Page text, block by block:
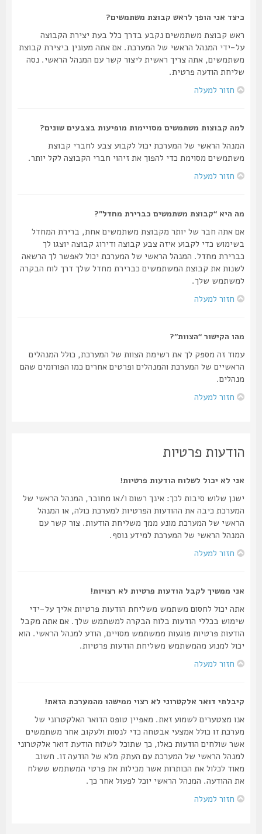
כיצד אני הופך לראש קבוצת משתמשים?
ראש קבוצת משתמשים נקבע בדרך כלל בעת יצירת הקבוצה
על-ידי המנהל הראשי של המערכת. אם אתה מעונין ביצירת קבוצת
משתמשים, אתה צריך ראשית ליצור קשר עם המנהל הראשי. נסה
שליחת הודעה פרטית.
חזור למעלה
למה קבוצות משתמשים מסויימות מופיעות בצבעים שונים?
המנהל הראשי של המערכת יכול לקבוע צבע לחברי קבוצת
משתמשים מסוימת כדי להפוך את זיהוי חברי הקבוצה לקל יותר.
חזור למעלה
מה היא “קבוצת משתמשים כברירת מחדל”?
אם אתה חבר של יותר מקבוצת משתמשים אחת, ברירת המחדל
בשימוש כדי לקבוע איזה צבע קבוצה ודירוג קבוצה יוצגו לך
כברירת מחדל. המנהל הראשי של המערכת יכול לאפשר לך הרשאה
לשנות את קבוצת המשתמשים כברירת מחדל שלך דרך לוח הבקרה
למשתמש שלך.
חזור למעלה
מהו הקישור “הצוות”?
עמוד זה מספק לך את רשימת הצוות של המערכת, כולל המנהלים
הראשיים של המערכת והמנהלים ופרטים אחרים כמו הפורומים שהם
מנהלים.
חזור למעלה
הודעות פרטיות
אני לא יכול לשלוח הודעות פרטיות!
ישנן שלוש סיבות לכך: אינך רשום ו/או מחובר, המנהל הראשי של
המערכת כיבה את ההודעות הפרטיות למערכת כולה, או המנהל
הראשי של המערכת מונע ממך משליחת הודעות. צור קשר עם
המנהל הראשי של המערכת למידע נוסף.
חזור למעלה
אני ממשיך לקבל הודעות פרטיות לא רצויות!
אתה יכול לחסום משתמש משליחת הודעות פרטיות אליך על-ידי
שימוש בכללי הודעות בלוח הבקרה למשתמש שלך. אם אתה מקבל
הודעות פרטיות פוגעות ממשתמש מסויים, הודע למנהל הראשי. הוא
יכול למנוע מהמשתמש משליחת הודעות פרטיות.
חזור למעלה
קיבלתי דואר אלקטרוני לא רצוי ממישהו מהמערכת הזאת!
אנו מצטערים לשמוע זאת. מאפיין טופס הדואר האלקטרוני של
מערכת זו כולל אמצעי אבטחה כדי לנסות ולעקוב אחר משתמשים
אשר שולחים הודעות כאלו, כך שתוכל לשלוח הודעת דואר אלקטרוני
למנהל הראשי של המערכת עם העתק מלא של הודעה זו. חשוב
מאוד לכלול את הכותרות אשר מכילות את פרטי המשתמש ששלח
את ההודעה. המנהל הראשי יוכל לפעול אחר כך.
חזור למעלה